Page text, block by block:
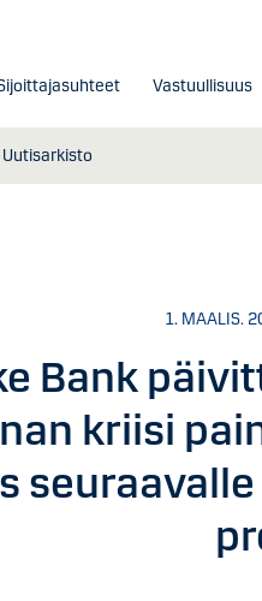
Vastuullisuus
Uutisarkisto
1. MAALIS.
Bank
kriisi